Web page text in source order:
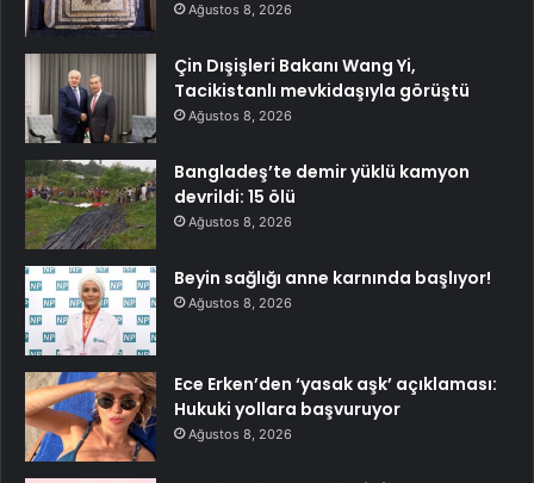
Ağustos 8, 2026
Çin Dışişleri Bakanı Wang Yi,
Tacikistanlı mevkidaşıyla görüştü
Ağustos 8, 2026
Bangladeş’te demir yüklü kamyon
devrildi: 15 ölü
Ağustos 8, 2026
Beyin sağlığı anne karnında başlıyor!
Ağustos 8, 2026
Ece Erken’den ‘yasak aşk’ açıklaması:
Hukuki yollara başvuruyor
Ağustos 8, 2026